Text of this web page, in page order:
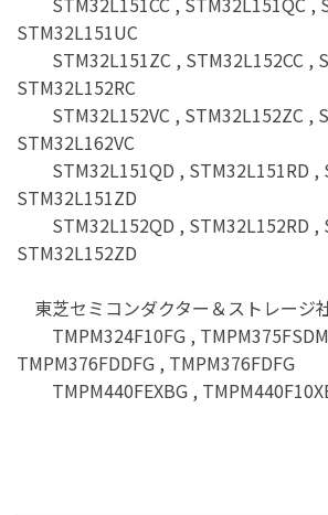
STM32L151UC
STM32L151ZC , STM32L152CC ,
STM32L152RC
STM32L152VC , STM32L152ZC ,
STM32L162VC
STM32L151QD , STM32L151RD ,
STM32L151ZD
STM32L152QD , STM32L152RD ,
STM32L152ZD
東芝セミコンダクター＆ストレージ
TMPM324F10FG ,
TMPM376FDDFG , TMPM376FDFG
TMPM440FEXBG ,